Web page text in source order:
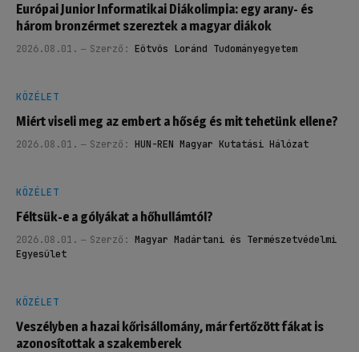
Európai Junior Informatikai Diákolimpia: egy arany- és
három bronzérmet szereztek a magyar diákok
2026.08.01. Szerző: Eötvös Loránd Tudományegyetem
KÖZÉLET
Miért viseli meg az embert a hőség és mit tehetünk ellene?
2026.08.01. Szerző: HUN-REN Magyar Kutatási Hálózat
KÖZÉLET
Féltsük-e a gólyákat a hőhullámtól?
2026.08.01. Szerző: Magyar Madártani és Természetvédelmi
Egyesület
KÖZÉLET
Veszélyben a hazai kőrisállomány, már fertőzött fákat is
azonosítottak a szakemberek